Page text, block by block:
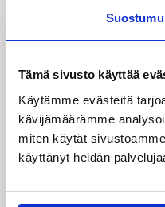
Tämä sivusto käyttää
Käytämme evästeitä
kävijämäärämme
miten käytät
käyttänyt heidän